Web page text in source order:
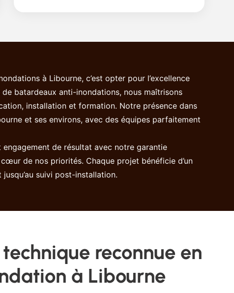
à Libourne, c’est opter pour l’excellence
batardeaux anti-inondations, nous maîtrisons
installation et formation. Notre présence dans
et ses environs, avec des équipes parfaitement
de résultat avec notre garantie
de nos priorités. Chaque projet bénéficie d’un
suivi post-installation.
reconnue en
à Libourne